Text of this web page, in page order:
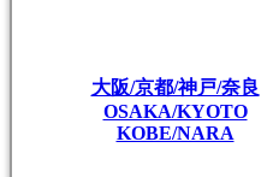
大阪/京都/神戸/奈良
OSAKA/KYOTO
KOBE/NARA